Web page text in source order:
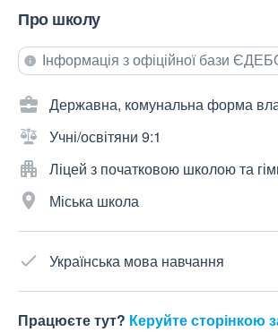
Про школу
Інформація з офіційної бази
Державна, комунальна форма
Учні/освітяни 9:1
Ліцей з початковою школою та
Міська школа
Українська мова навчання
Працюєте тут? Керуйте сторінкою